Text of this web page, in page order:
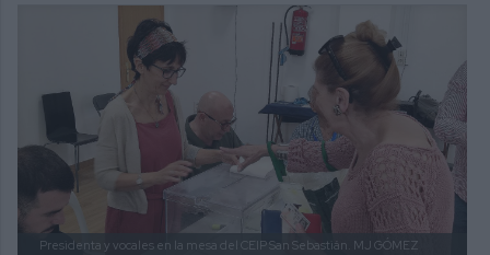
Presidenta y vocales en la mesa del CEIP San Sebastián. MJ GÓMEZ